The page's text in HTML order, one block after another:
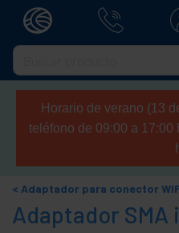
Horario de verano (13
teléfono de 09:00 a 17:00
Adaptador para conector
Adaptador SMA